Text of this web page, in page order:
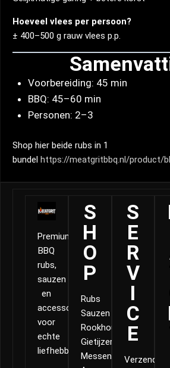
Hoeveel vlees per persoon?
± 400–500 g rauw vlees p.p.
Voorbereiding: 45 min
BBQ: 45–60 min
Personen: 2–3
Shop hier beide rubs in 1
bundel https://meatgritbbq.nl/product/
Premium
BBQ
rubs,
sauzen
en
accessoires
voor
echte
liefhebbers.
S
H
O
P
Rubs
Sauzen
Rookhout
Gietijzer
Messen
S
E
R
V
I
C
E
Verzending